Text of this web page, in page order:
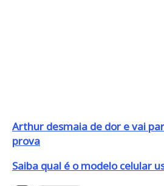
Arthur desmaia de dor e vai
prova
Saiba qual é o modelo celular